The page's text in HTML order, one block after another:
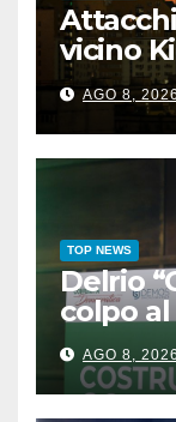
vicino
unAGO 8, 2026
TOP NEWS
Delrio
colpo al
AGO 8, 2026